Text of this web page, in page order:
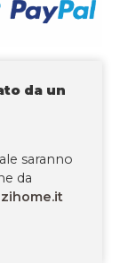
da un
saranno
da